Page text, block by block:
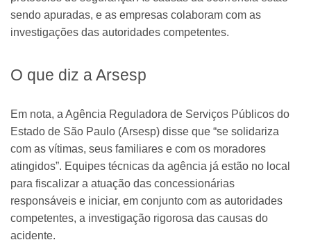
sendo apuradas, e as empresas colaboram com as
investigações das autoridades competentes.
O que diz a Arsesp
Em nota, a Agência Reguladora de Serviços Públicos do
Estado de São Paulo (Arsesp) disse que “se solidariza
com as vítimas, seus familiares e com os moradores
atingidos”. Equipes técnicas da agência já estão no local
para fiscalizar a atuação das concessionárias
responsáveis e iniciar, em conjunto com as autoridades
competentes, a investigação rigorosa das causas do
acidente.